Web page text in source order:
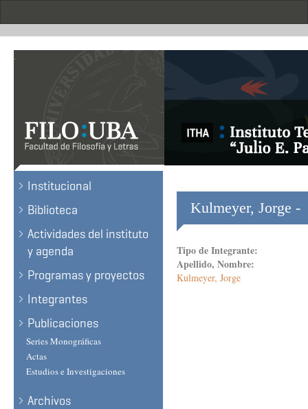
.
Institucional
Biblioteca
Actividades del instituto
y agenda
Programas y proyectos
Integrantes
Publicaciones
Series Monográficas
Actas
Estudios e Investigaciones
Archivos
Kulmeyer, Jorge -
Tipo de Integrante:
Apellido, Nombre:
Kulmeyer, Jorge